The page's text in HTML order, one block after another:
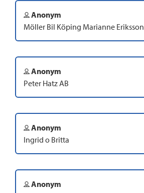
Anonym
Möller Bil Köping Marianne Eriksson
Anonym
Peter Hatz AB
Anonym
Ingrid o Britta
Anonym